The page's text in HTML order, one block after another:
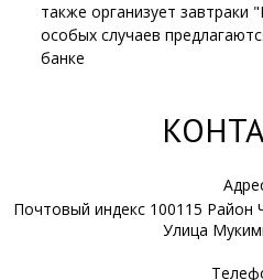
также организует завтраки
особых случаев
банке
Почтовый индекс 100115 Район
Улица